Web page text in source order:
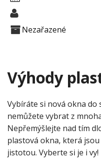
Nezařazené
Výhody
Vybíráte si nová okna do
nemůžete vybrat z
Nepřemýšlejte nad tím
plastová okna, která
jistotou. Vyberte si je i vy!